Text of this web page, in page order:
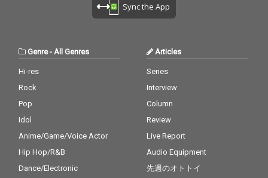
Sync the App
Genre- All Genres
Hi-res
Rock
Pop
Idol
Anime/Game/Voice Actor
Hip Hop/R&B
Dance/Electronic
Articles
Series
Interview
Column
Review
Live Report
Audio Equipment
先週のオトトイ